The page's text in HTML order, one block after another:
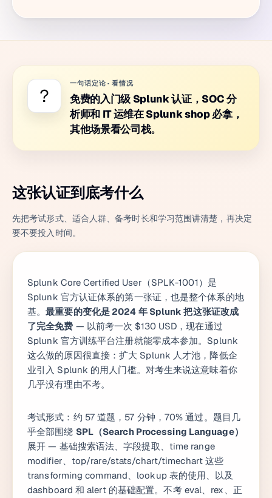
?
一句话定论 · 看情况
免费的入门级 Splunk 认证，SOC 分
析师和 IT 运维在 Splunk shop 必拿，
其他场景看公司栈。
这张认证到底考什么
先把考试形式、适合人群、备考时长和学习范围讲清楚，再决定
要不要投入时间。
Splunk Core Certified User（SPLK-1001）是
Splunk 官方认证体系的第一张证，也是整个体系的地
基。最重要的变化是 2024 年 Splunk 把这张证改成
了完全免费 — 以前考一次 $130 USD，现在通过
Splunk 官方训练平台注册就能零成本参加。Splunk
这么做的原因很直接：扩大 Splunk 人才池，降低企
业引入 Splunk 的用人门槛。对考生来说这意味着你
几乎没有理由不考。
考试形式：约 57 道题，57 分钟，70% 通过。题目几
乎全部围绕 SPL（Search Processing Language）
展开 — 基础搜索语法、字段提取、time range
modifier、top/rare/stats/chart/timechart 这些
transforming command、lookup 表的使用、以及
dashboard 和 alert 的基础配置。不考 eval、rex、正